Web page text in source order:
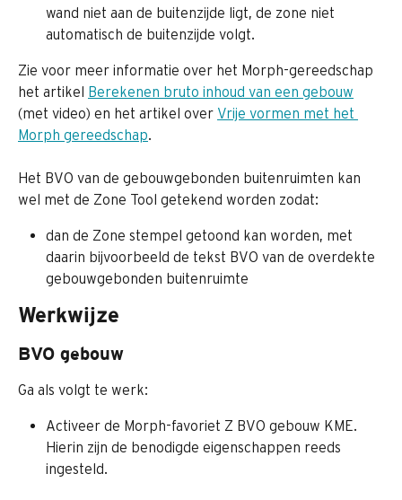
wand niet aan de buitenzijde ligt, de zone niet
automatisch de buitenzijde volgt.
Zie voor meer informatie over het Morph-gereedschap
het artikel Berekenen bruto inhoud van een gebouw
(met video) en het artikel over Vrije vormen met het
Morph gereedschap.
Het BVO van de gebouwgebonden buitenruimten kan
wel met de Zone Tool getekend worden zodat:
dan de Zone stempel getoond kan worden, met
daarin bijvoorbeeld de tekst BVO van de overdekte
gebouwgebonden buitenruimte
Werkwijze
BVO gebouw
Ga als volgt te werk:
Activeer de Morph-favoriet Z BVO gebouw KME.
Hierin zijn de benodigde eigenschappen reeds
ingesteld.